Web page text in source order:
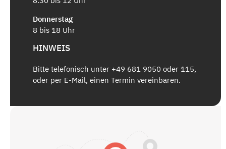
Donnerstag
8 bis 18 Uhr
HINWEIS
Bitte telefonisch unter +49 681 9050 oder 115,
oder per E-Mail, einen Termin vereinbaren.